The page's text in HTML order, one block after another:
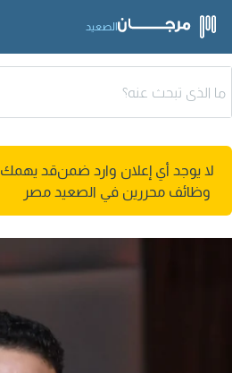
الصعيد
لا يوجد أي إعلان وارد ضمنقد يهمك
وظائف محررين في الصعيد مصر